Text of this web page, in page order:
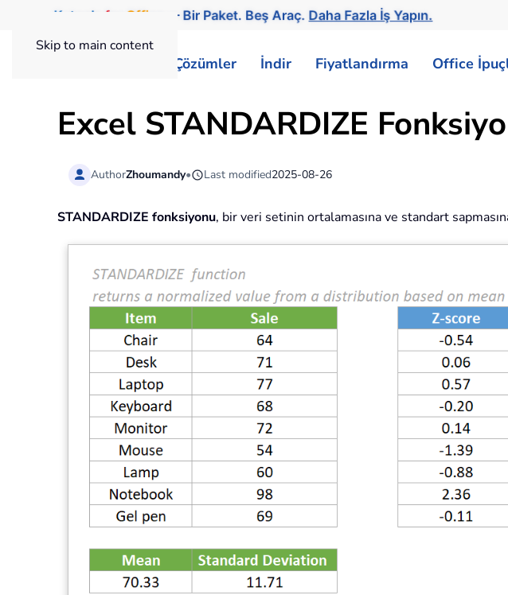
Skip to main content
Kutools for Office — Bir Paket. Beş Araç.Daha Fazla İş Yapın.
Çözümler İndir Fiyatlandırma Office
Excel STANDARDIZE
AuthorZhoumandy• Last modified2025-08-26
STANDARDIZE fonksiyonu, bir veri setinin ortalamasına ve standart